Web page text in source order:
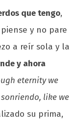
que tengo,
y no pare
a reír sola y la
y ahora
eternity we
like we
su prima,